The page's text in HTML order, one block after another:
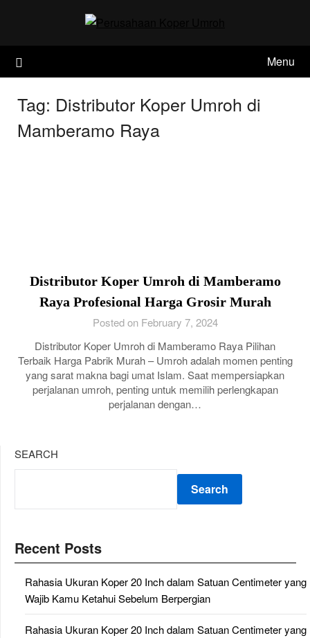
Menu
Tag: Distributor Koper Umroh di
Mamberamo Raya
Distributor Koper Umroh di Mamberamo
Raya Profesional Harga Grosir Murah
Posted on February 7, 2024
Distributor Koper Umroh di Mamberamo Raya Pilihan
Terbaik Harga Pabrik Murah – Umroh adalah momen penting
yang sarat makna bagi umat Islam. Saat mempersiapkan
perjalanan umroh, penting untuk memilih perlengkapan
perjalanan dengan…
SEARCH
Search
Recent Posts
Rahasia Ukuran Koper 20 Inch dalam Satuan Centimeter yang
Wajib Kamu Ketahui Sebelum Berpergian
Rahasia Ukuran Koper 20 Inch dalam Satuan Centimeter yang